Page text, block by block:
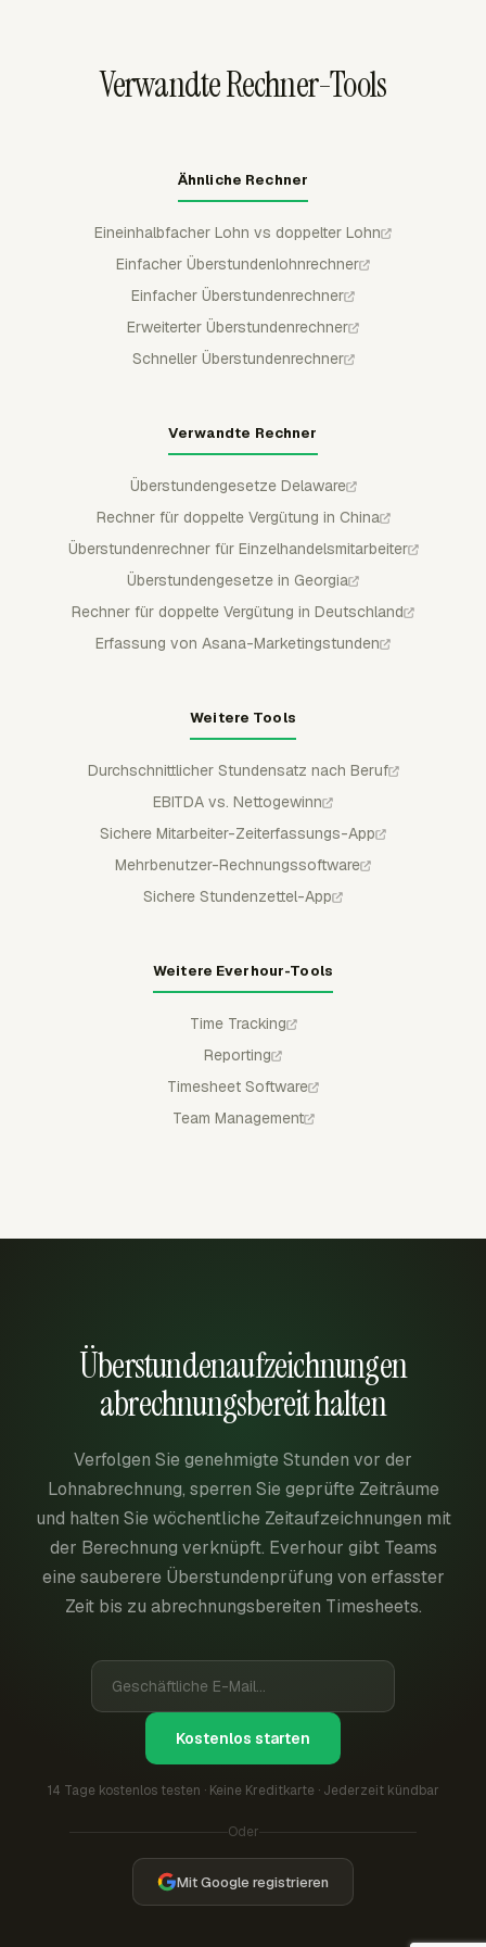
Verwandte Rechner-Tools
Ähnliche Rechner
Eineinhalbfacher Lohn vs doppelter Lohn
Einfacher Überstundenlohnrechner
Einfacher Überstundenrechner
Erweiterter Überstundenrechner
Schneller Überstundenrechner
Verwandte Rechner
Überstundengesetze Delaware
Rechner für doppelte Vergütung in China
Überstundenrechner für Einzelhandelsmitarbeiter
Überstundengesetze in Georgia
Rechner für doppelte Vergütung in Deutschland
Erfassung von Asana-Marketingstunden
Weitere Tools
Durchschnittlicher Stundensatz nach Beruf
EBITDA vs. Nettogewinn
Sichere Mitarbeiter-Zeiterfassungs-App
Mehrbenutzer-Rechnungssoftware
Sichere Stundenzettel-App
Weitere Everhour-Tools
Time Tracking
Reporting
Timesheet Software
Team Management
Überstundenaufzeichnungen
abrechnungsbereit halten
Verfolgen Sie genehmigte Stunden vor der
Lohnabrechnung, sperren Sie geprüfte Zeiträume
und halten Sie wöchentliche Zeitaufzeichnungen mit
der Berechnung verknüpft. Everhour gibt Teams
eine sauberere Überstundenprüfung von erfasster
Zeit bis zu abrechnungsbereiten Timesheets.
Kostenlos starten
14 Tage kostenlos testen · Keine Kreditkarte · Jederzeit kündbar
Oder
Mit Google registrieren